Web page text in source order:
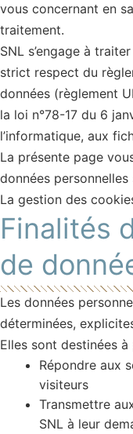
vous concernant en
traitement.
SNL s’engage à
strict respect du
données (règlement
la loi n°78-17 du 6
l’informatique, aux
La présente page
données
La gestion des
Finalités
de
Les données
déterminées,
Elles sont destinées
Répondre aux
visiteurs
Transmettre
SNL à leur